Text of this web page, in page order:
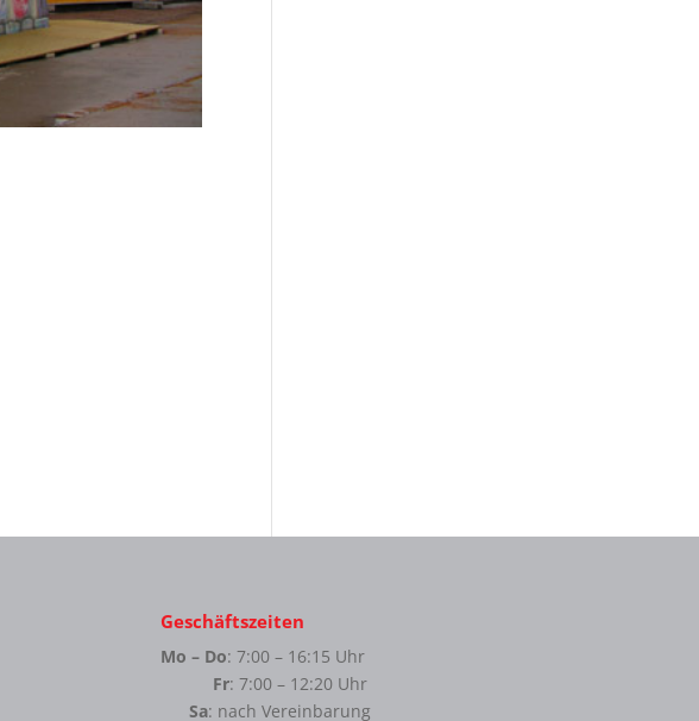
Geschäftszeiten
Mo – Do: 7:00 – 16:15 Uhr
Fr: 7:00 – 12:20 Uhr
Sa: nach Vereinbarung